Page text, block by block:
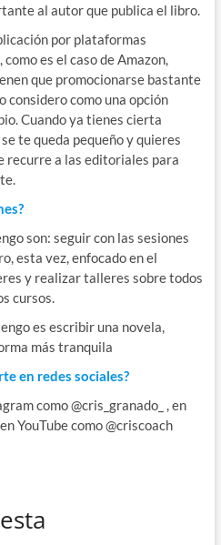
al autor que publica el libro.
por plataformas
es el caso de Amazon,
que promocionarse bastante
considero como una opción
Cuando ya tienes cierta
te queda pequeño y quieres
recurre a las editoriales para
son: seguir con las sesiones
esta vez, enfocado en el
y realizar talleres sobre todos
cursos.
es escribir una novela,
más tranquila
en redes sociales?
como @cris_granado_ , en
YouTube como @criscoach